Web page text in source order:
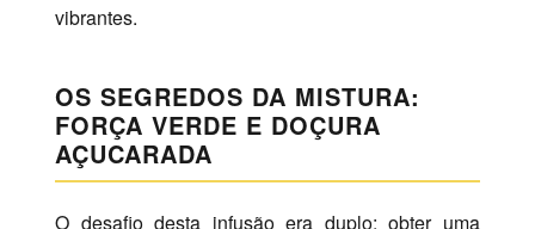
vibrantes.
OS SEGREDOS DA MISTURA:
FORÇA VERDE E DOÇURA
AÇUCARADA
O desafio desta infusão era duplo: obter uma